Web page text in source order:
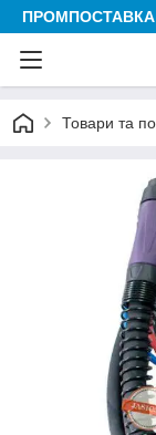
ПРОМПОСТАВКА
Товари та